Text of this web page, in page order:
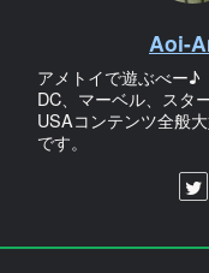
Aoi-
アメトイで遊ぶべー♪
DC、マーベル、スタ
USAコンテンツ全般
です。